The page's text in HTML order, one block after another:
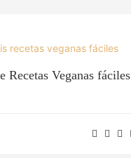
Recetas Veganas fáciles